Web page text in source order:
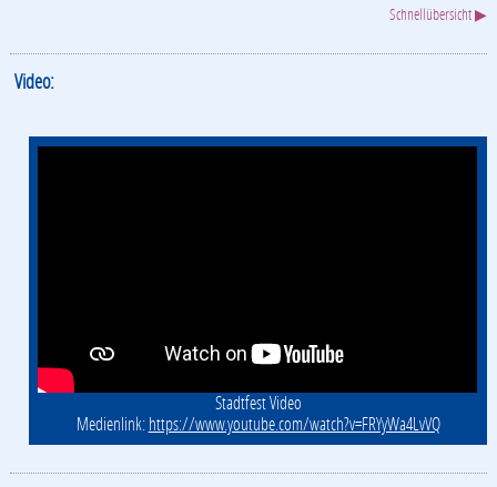
Schnellübersicht ▶
Video:
Stadtfest Video
Medienlink: https://www.youtube.com/watch?v=FRYyWa4LvVQ